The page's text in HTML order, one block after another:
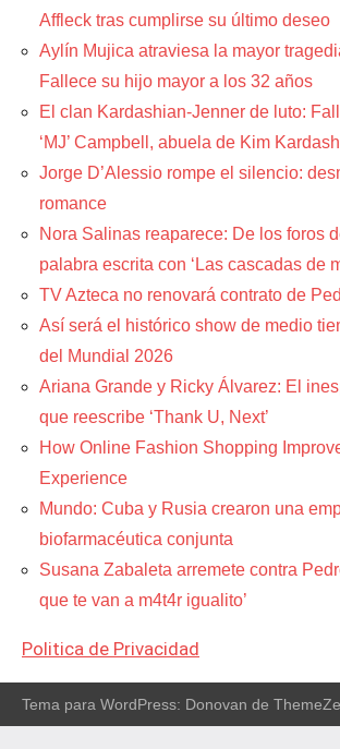
Affleck tras cumplirse su último deseo
Aylín Mujica atraviesa la mayor
Fallece su hijo mayor a los 32 años
El clan Kardashian-Jenner de luto:
‘MJ’ Campbell, abuela de Kim
Jorge D’Alessio rompe el silencio:
romance
Nora Salinas reaparece: De los foros
palabra escrita con ‘Las cascadas de
TV Azteca no renovará contrato de
Así será el histórico show de medio
del Mundial 2026
Ariana Grande y Ricky Álvarez: El
que reescribe ‘Thank U, Next’
How Online Fashion Shopping
Experience
Mundo: Cuba y Rusia crearon una
biofarmacéutica conjunta
Susana Zabaleta arremete contra
que te van a m4t4r igualito’
Politica de Privacidad
Tema para WordPress: Donovan de